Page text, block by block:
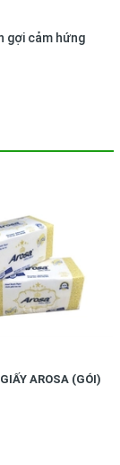
gợi cảm hứng
AROSA (GÓI)